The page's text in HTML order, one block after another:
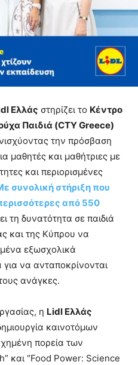
Ελλάς στηρίζει το Κέντρο
Παιδιά (CTY Greece)
την πρόσβαση
μαθητές και μαθήτριες με
και περιορισμένες
συνολική στήριξη που
από 550
τη δυνατότητα σε παιδιά
και της Κύπρου να
εξωσχολικά
να ανταποκρίνονται
ανάγκες.
η Lidl Ελλάς
καινοτόμων
πορεία των
και “Food Power: Science